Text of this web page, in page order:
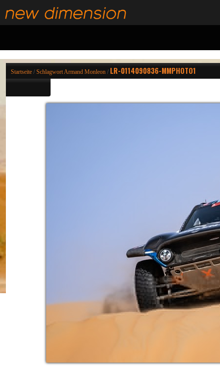
Startseite / SchlagwortArmand Monleon / LR-0114090836-MMPHOTO1